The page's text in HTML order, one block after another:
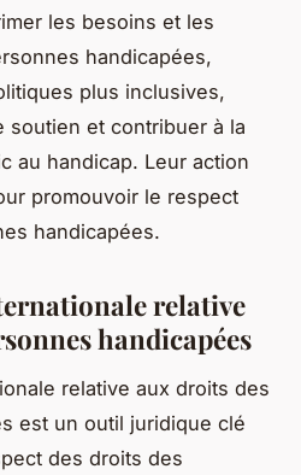
les besoins et les
handicapées,
plus inclusives,
et contribuer à la
au handicap. Leur action
promouvoir le respect
handicapées.
relative
handicapées
relative aux droits des
est un outil juridique clé
des droits des